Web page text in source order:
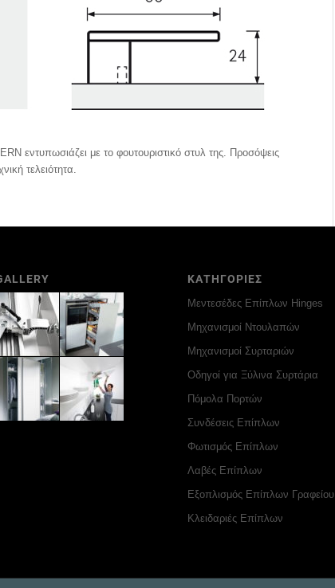
εντυπωσιάζει με το φουτουριστικό στυλ της. Προσόψεις
τελειότητα.
ΚΑΤΗΓΟΡΙΕΣ
Μεντεσέδες Επίπλων Hinges
Μηχανισμοί Ντουλαπών
Μηχανισμοί Συρταριών
Οδηγοί για Ξύλινα Συρτάρια
Πόμολα Πορτών
Συνδέσεις Επίπλων
Φωτισμός Επίπλων
Λαβές Επίπλων
Εξοπλισμός Επίπλων Γραφείου
Κλειδαριές Επίπλων